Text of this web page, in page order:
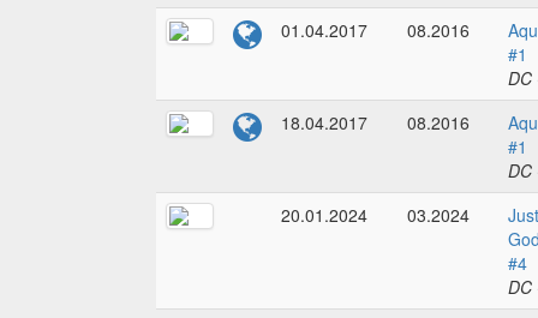
01.04.2017
08.2016
#1
DC
18.04.2017
08.2016
#1
DC
20.01.2024
03.2024
#4
DC